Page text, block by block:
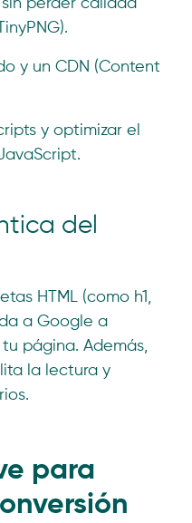
perder calidad
y un CDN (Content
y optimizar el
del
HTML (como h1,
a Google a
página. Además,
la lectura y
para